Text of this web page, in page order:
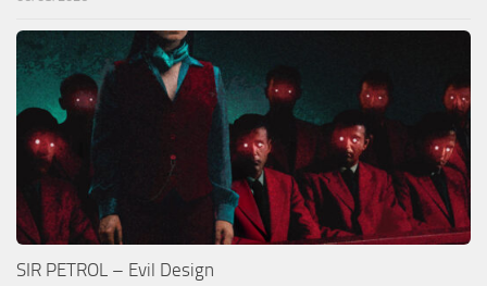
SIR PETROL – Evil Design